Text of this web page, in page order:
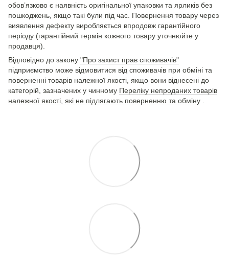
обов’язково є наявність оригінальної упаковки та ярликів без
пошкоджень, якщо такі були під час. Повернення товару через
виявлення дефекту виробляється впродовж гарантійного
періоду (гарантійний термін кожного товару уточнюйте у
продавця).
Відповідно до закону "Про захист прав споживачів"
підприємство може відмовитися від споживачів при обміні та
поверненні товарів належної якості, якщо вони віднесені до
категорій, зазначених у чинному Переліку непроданих товарів
належної якості, які не підлягають поверненню та обміну